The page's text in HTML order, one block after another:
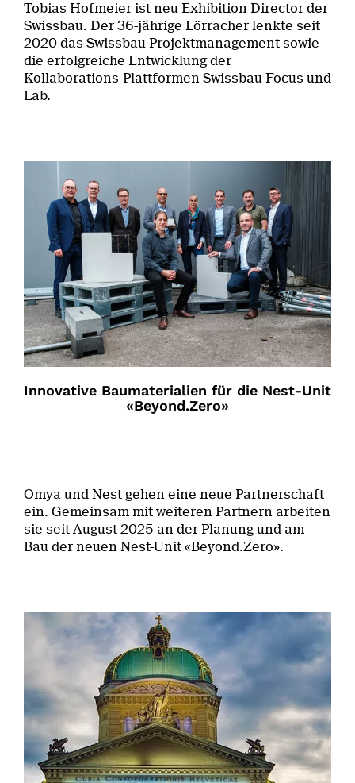
Tobias Hofmeier ist neu Exhibition Director der
Swissbau. Der 36-jährige Lörracher lenkte seit
2020 das Swissbau Projektmanagement sowie
die erfolgreiche Entwicklung der
Kollaborations-Plattformen Swissbau Focus und
Lab.
Innovative Baumaterialien für die Nest-Unit
«Beyond.Zero»
Omya und Nest gehen eine neue Partnerschaft
ein. Gemeinsam mit weiteren Partnern arbeiten
sie seit August 2025 an der Planung und am
Bau der neuen Nest-Unit «Beyond.Zero».